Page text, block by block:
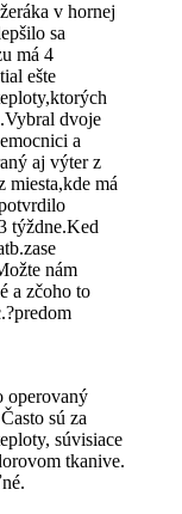
v hornej
sa
má 4
ešte
dvoje
a
aj výter z
miesta,kde má
týždne.Ked
nám
a zčoho to
operovaný
sú za
súvisiace
tkanive.